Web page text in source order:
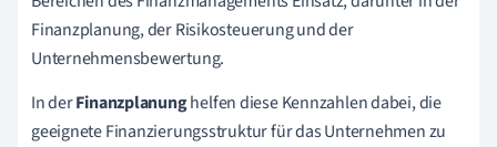
Finanzplanung, der Risikosteuerung und der
Unternehmensbewertung.
In derFinanzplanunghelfen diese Kennzahlen dabei, die
geeignete Finanzierungsstruktur für das Unternehmen zu